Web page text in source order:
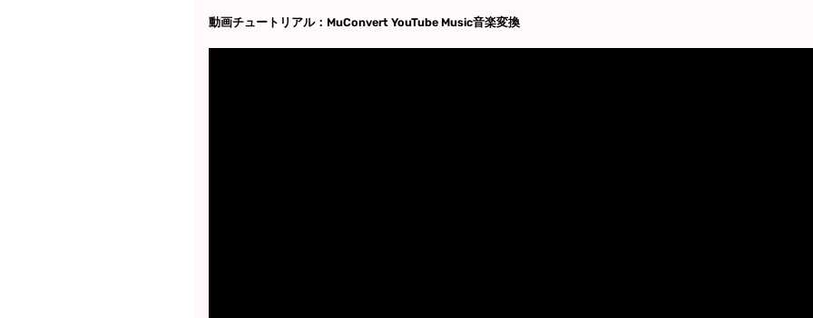
動画チュートリアル：MuConvert YouTube Music音楽変換